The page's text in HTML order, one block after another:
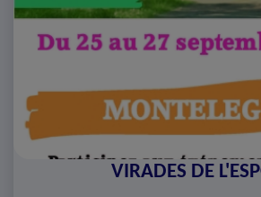
VIRADES DE